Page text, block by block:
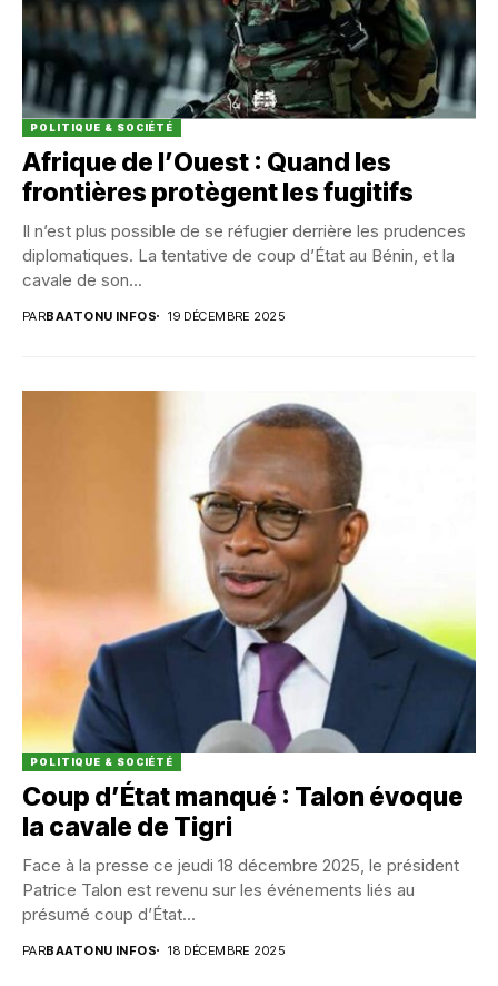
POLITIQUE & SOCIÉTÉ
Afrique de l’Ouest : Quand les
frontières protègent les fugitifs
Il n’est plus possible de se réfugier derrière les prudences
diplomatiques. La tentative de coup d’État au Bénin, et la
cavale de son...
PARBAATONU INFOS 19 DÉCEMBRE 2025
POLITIQUE & SOCIÉTÉ
Coup d’État manqué : Talon évoque
la cavale de Tigri
Face à la presse ce jeudi 18 décembre 2025, le président
Patrice Talon est revenu sur les événements liés au
présumé coup d’État...
PARBAATONU INFOS 18 DÉCEMBRE 2025